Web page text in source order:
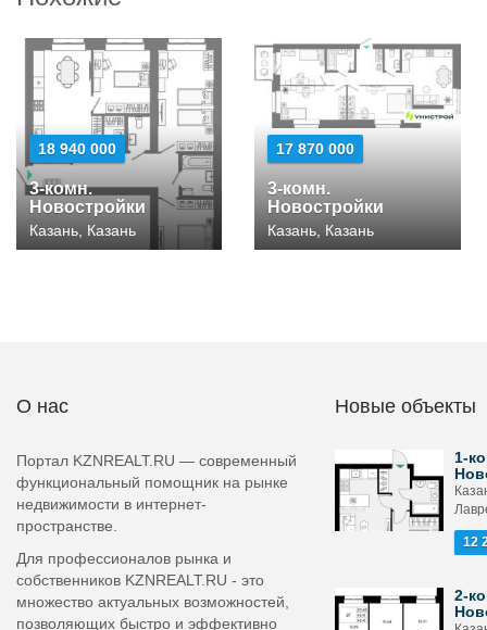
18 940 000
3-комн.
Новостройки
Казань, Казань
17 870 000
3-комн.
Новостройки
Казань, Казань
О нас
Портал KZNREALT.RU — современный
функциональный помощник на рынке
недвижимости в интернет-
пространстве.
Для профессионалов рынка и
собственников KZNREALT.RU - это
множество актуальных возможностей,
позволяющих быстро и эффективно
Новые объекты
1-
12
2-